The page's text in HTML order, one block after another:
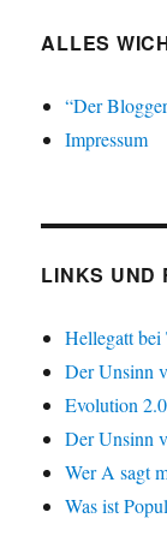
ALLES
“Der
Impressum
LINKS UND
Hellegatt
Der Unsinn
Evolution
Der Unsinn
Wer A sagt
Was ist